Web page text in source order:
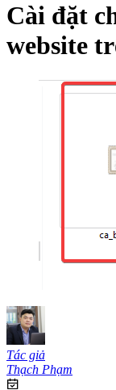
Cài đặt
website
Tác giả
Thạch Phạm